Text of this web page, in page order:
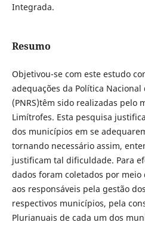
Integrada.
Resumo
Objetivou-se com este estudo
adequações da Política Nacional
(PNRS)têm sido realizadas pelo
Limítrofes. Esta pesquisa
dos municípios em se
tornando necessário assim,
justificam tal dificuldade. Para
dados foram coletados por
aos responsáveis pela gestão
respectivos municípios, pela
Plurianuais de cada um dos